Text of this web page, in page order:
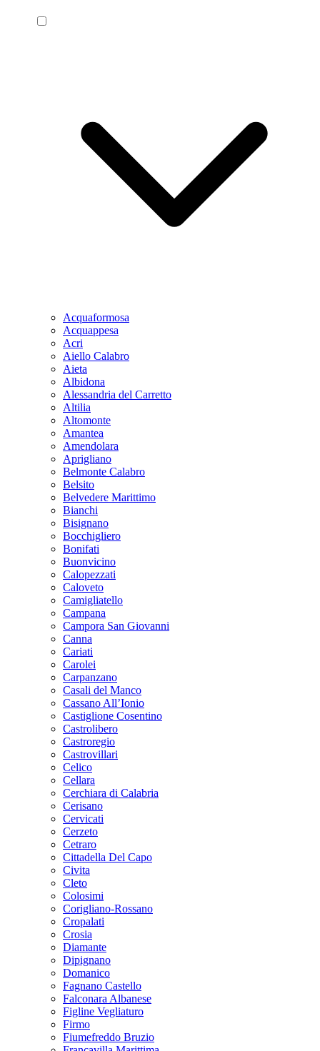
Acquaformosa
Acquappesa
Acri
Aiello Calabro
Aieta
Albidona
Alessandria del Carretto
Altilia
Altomonte
Amantea
Amendolara
Aprigliano
Belmonte Calabro
Belsito
Belvedere Marittimo
Bianchi
Bisignano
Bocchigliero
Bonifati
Buonvicino
Calopezzati
Caloveto
Camigliatello
Campana
Campora San Giovanni
Canna
Cariati
Carolei
Carpanzano
Casali del Manco
Cassano All’Ionio
Castiglione Cosentino
Castrolibero
Castroregio
Castrovillari
Celico
Cellara
Cerchiara di Calabria
Cerisano
Cervicati
Cerzeto
Cetraro
Cittadella Del Capo
Civita
Cleto
Colosimi
Corigliano-Rossano
Cropalati
Crosia
Diamante
Dipignano
Domanico
Fagnano Castello
Falconara Albanese
Figline Vegliaturo
Firmo
Fiumefreddo Bruzio